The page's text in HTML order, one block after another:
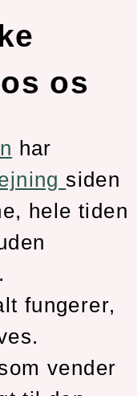
os
har
siden
hele tiden
fungerer,
vender